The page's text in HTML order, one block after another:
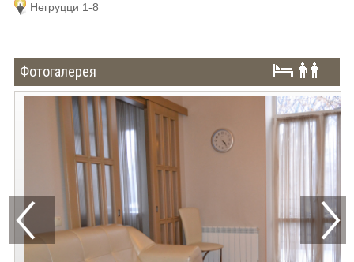
Негруцци 1-8
Фотогалерея